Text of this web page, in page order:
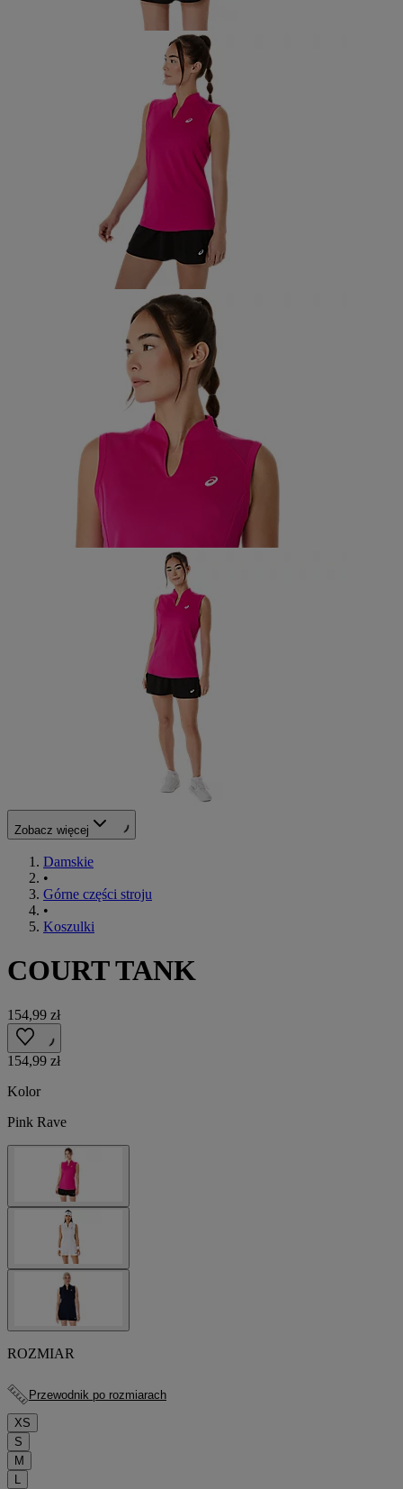
Zobacz więcej
Damskie
•
Górne części stroju
•
Koszulki
COURT TANK
154,99 zł
154,99 zł
Kolor
Pink Rave
ROZMIAR
Przewodnik po rozmiarach
XS
S
M
L